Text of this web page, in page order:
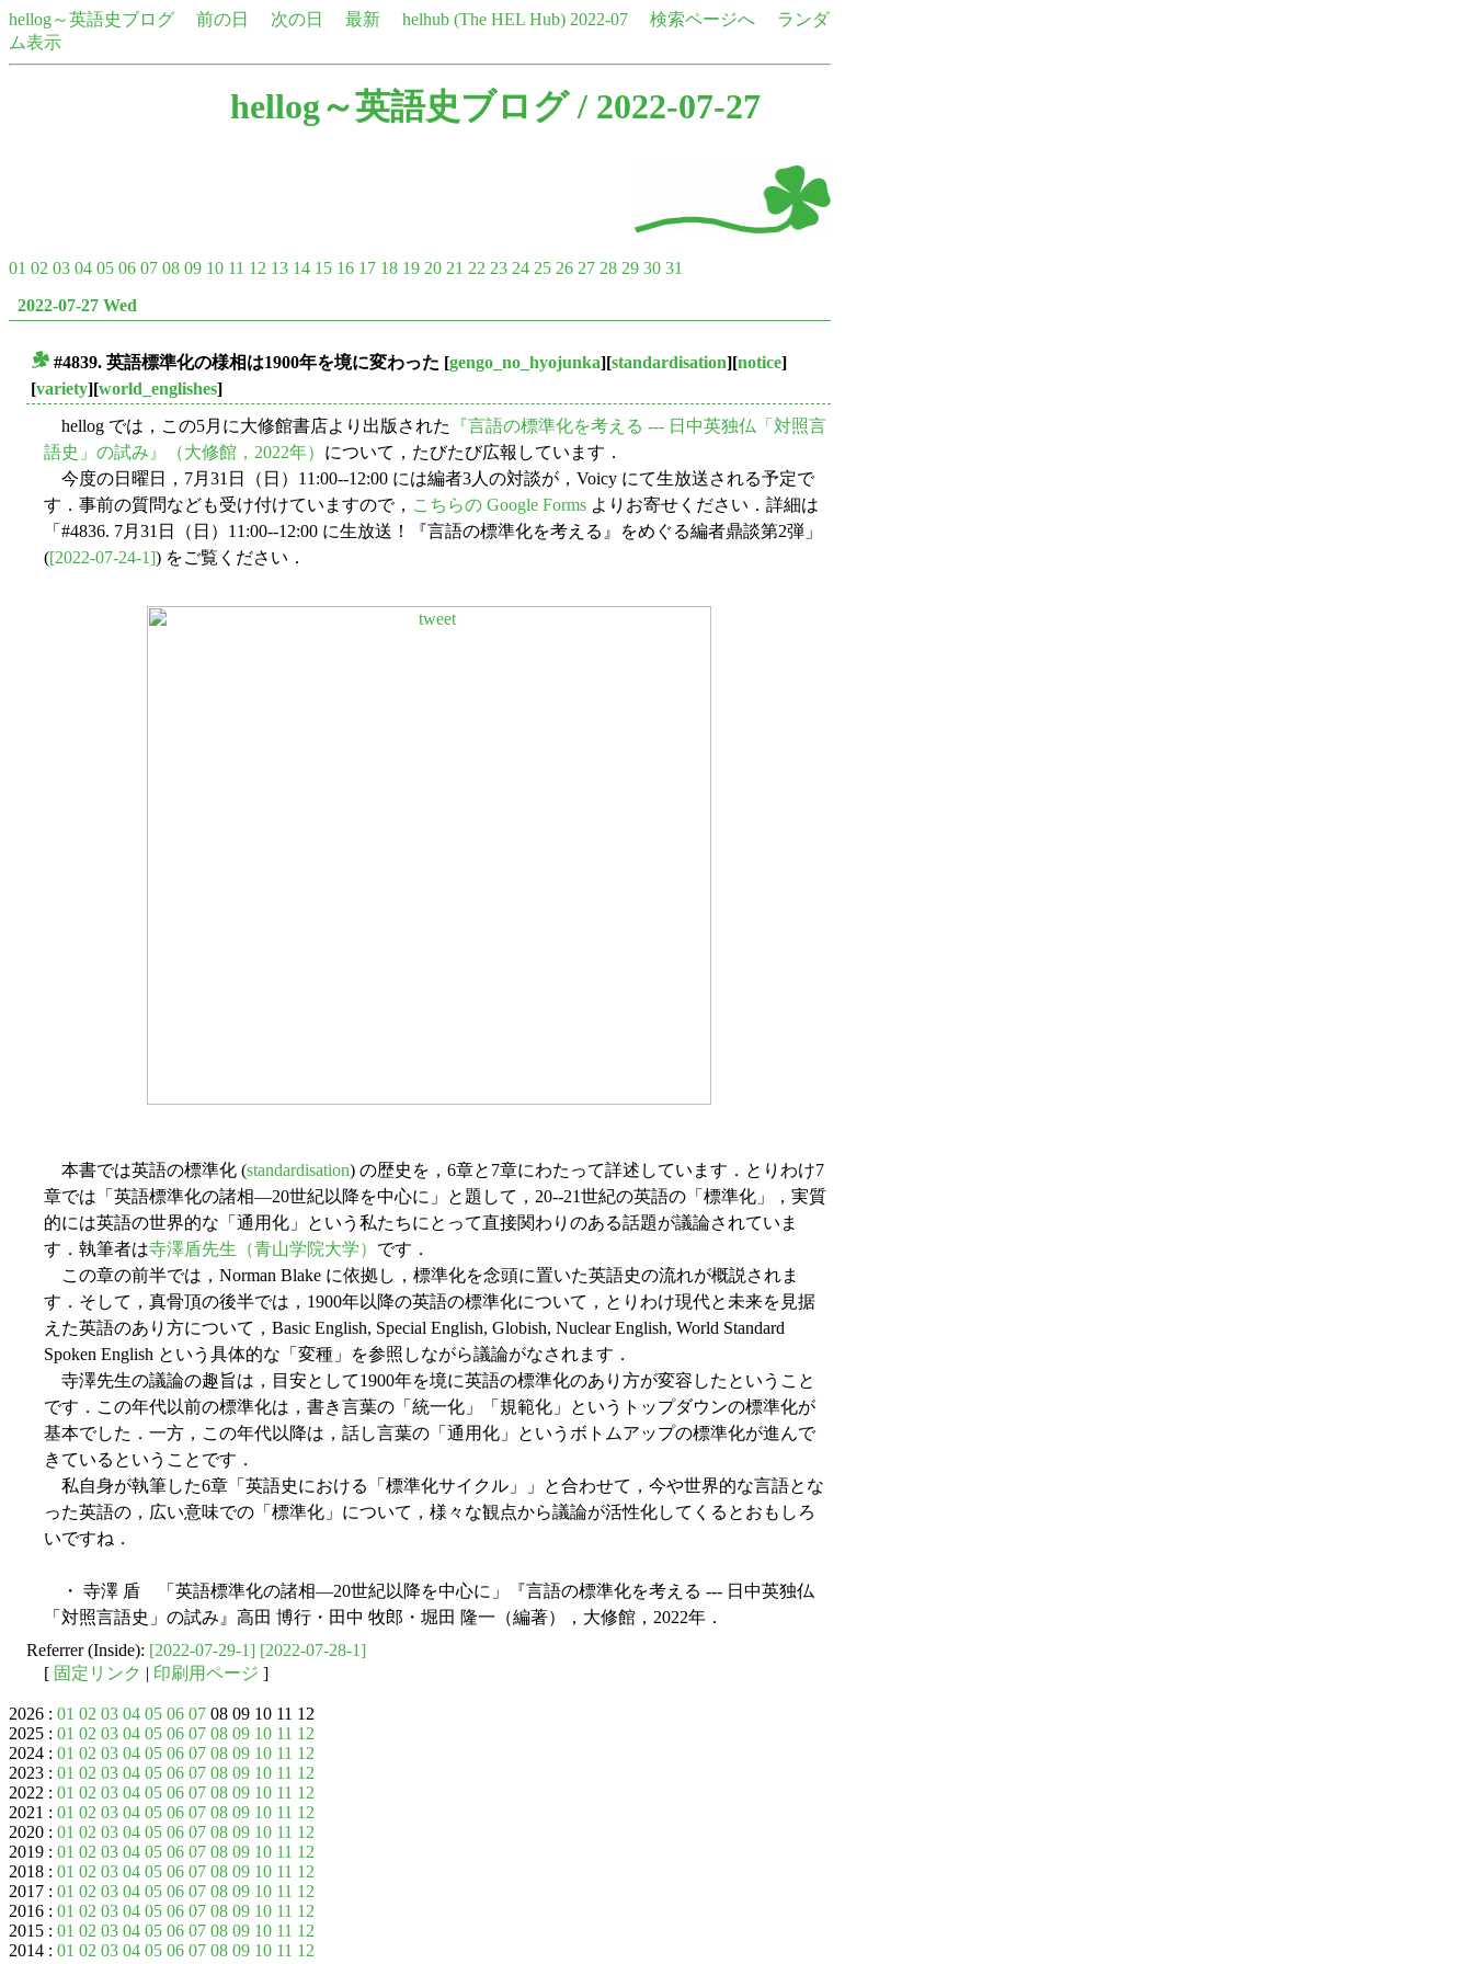
hellog～英語史ブログ 前の日 次の日 最新 helhub (The HEL Hub) 2022-07 検索ページへ
ランダ
ム表示
hellog～英語史ブログ/ 2022-07-27
01 02 03 04 05 06 07 08 09 10 11 12 13 14 15 16 17 18 19 20 21 22 23 24 25 26 27 28 29 30 31
2022-07-27 Wed
#4839. 英語標準化の様相は1900年を境に変わった [gengo_no_hyojunka][standardisation][notice]
[variety][world_englishes]
hellog では，この5月に大修館書店より出版された
『言語の標準化を考える --- 日中英独仏「対照言
語史」の試み』（大修館，2022年） について，たびたび広報しています．
今度の日曜日，7月31日（日）11:00--12:00 には編者3人の対談が，Voicy にて生放送される予定で
す．事前の質問なども受け付けていますので， こちらの Google Forms よりお寄せください．詳細は
「#4836. 7月31日（日）11:00--12:00 に生放送！『言語の標準化を考える』をめぐる編者鼎談第2弾」
([2022-07-24-1]) をご覧ください．
本書では英語の標準化 (standardisation) の歴史を，6章と7章にわたって詳述しています．とりわけ7
章では「英語標準化の諸相―20世紀以降を中心に」と題して，20--21世紀の英語の「標準化」，実質
的には英語の世界的な「通用化」という私たちにとって直接関わりのある話題が議論されていま
す．執筆者は寺澤盾先生（青山学院大学） です．
この章の前半では，Norman Blake に依拠し，標準化を念頭に置いた英語史の流れが概説されま
す．そして，真骨頂の後半では，1900年以降の英語の標準化について，とりわけ現代と未来を見据
えた英語のあり方について，Basic English, Special English, Globish, Nuclear English, World Standard
Spoken English という具体的な「変種」を参照しながら議論がなされます．
寺澤先生の議論の趣旨は，目安として1900年を境に英語の標準化のあり方が変容したということ
です．この年代以前の標準化は，書き言葉の「統一化」「規範化」というトップダウンの標準化が
基本でした．一方，この年代以降は，話し言葉の「通用化」というボトムアップの標準化が進んで
きているということです．
私自身が執筆した6章「英語史における「標準化サイクル」」と合わせて，今や世界的な言語とな
った英語の，広い意味での「標準化」について，様々な観点から議論が活性化してくるとおもしろ
いですね．
・ 寺澤 盾 「英語標準化の諸相―20世紀以降を中心に」『言語の標準化を考える --- 日中英独仏
「対照言語史」の試み』高田 博行・田中 牧郎・堀田 隆一（編著），大修館，2022年．
Referrer (Inside): [2022-07-29-1] [2022-07-28-1]
[ 固定リンク | 印刷用ページ ]
2026 : 01 02 03 04 05 06 07 08 09 10 11 12
2025 : 01 02 03 04 05 06 07 08 09 10 11 12
2024 : 01 02 03 04 05 06 07 08 09 10 11 12
2023 : 01 02 03 04 05 06 07 08 09 10 11 12
2022 : 01 02 03 04 05 06 07 08 09 10 11 12
2021 : 01 02 03 04 05 06 07 08 09 10 11 12
2020 : 01 02 03 04 05 06 07 08 09 10 11 12
2019 : 01 02 03 04 05 06 07 08 09 10 11 12
2018 : 01 02 03 04 05 06 07 08 09 10 11 12
2017 : 01 02 03 04 05 06 07 08 09 10 11 12
2016 : 01 02 03 04 05 06 07 08 09 10 11 12
2015 : 01 02 03 04 05 06 07 08 09 10 11 12
2014 : 01 02 03 04 05 06 07 08 09 10 11 12